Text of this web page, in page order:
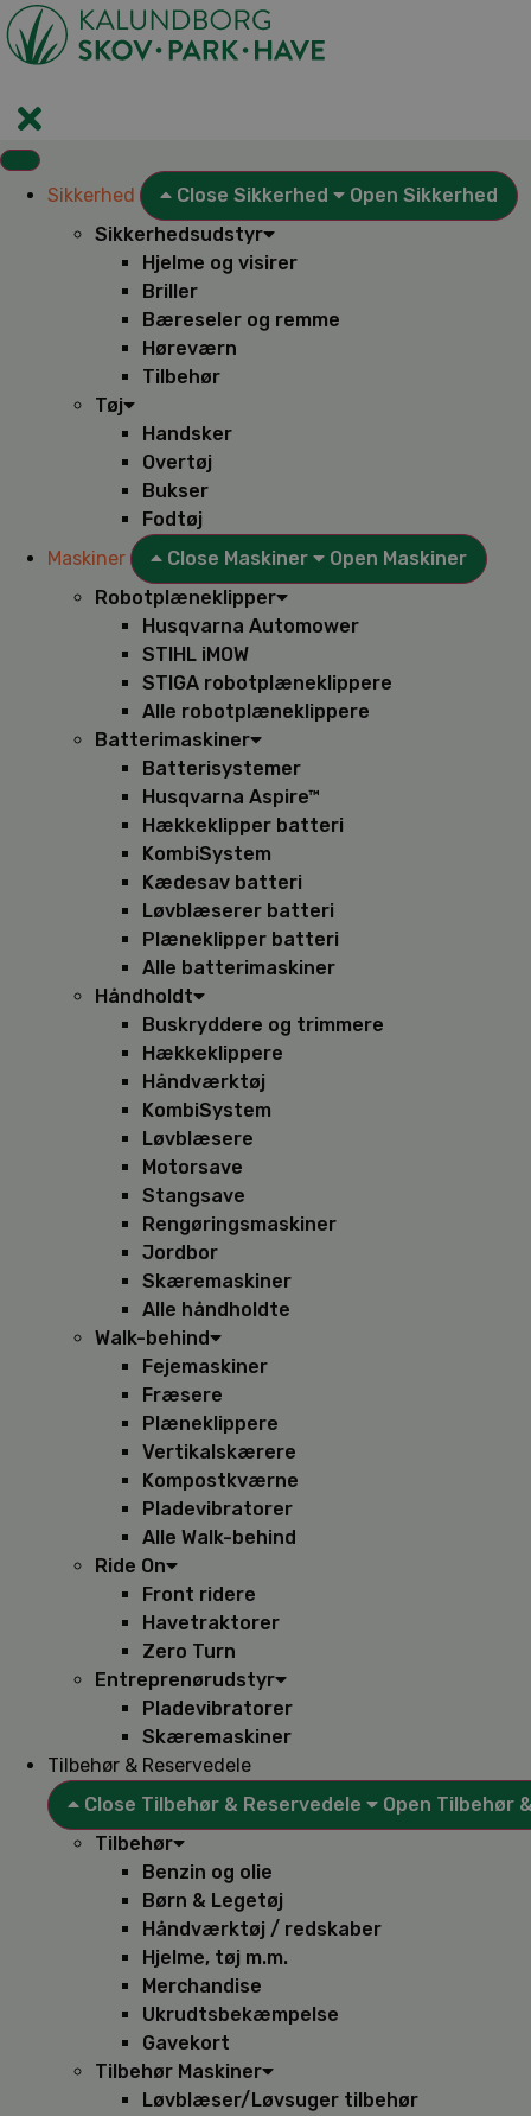
Videre
til
indhold
Sikkerhed Close Sikkerhed
Open Sikkerhed
Sikkerhedsudstyr
Hjelme og visirer
Briller
Bæreseler og remme
Høreværn
Tilbehør
Tøj
Handsker
Overtøj
Bukser
Fodtøj
Maskiner
Close Maskiner
Open Maskiner
Robotplæneklipper
Husqvarna Automower
STIHL iMOW
STIGA robotplæneklippere
Alle robotplæneklippere
Batterimaskiner
Batterisystemer
Husqvarna Aspire™
Hækkeklipper batteri
KombiSystem
Kædesav batteri
Løvblæserer batteri
Plæneklipper batteri
Alle batterimaskiner
Håndholdt
Buskryddere og trimmere
Hækkeklippere
Håndværktøj
KombiSystem
Løvblæsere
Motorsave
Stangsave
Rengøringsmaskiner
Jordbor
Skæremaskiner
Alle håndholdte
Walk-behind
Fejemaskiner
Fræsere
Plæneklippere
Vertikalskærere
Kompostkværne
Pladevibratorer
Alle Walk-behind
Ride On
Front ridere
Havetraktorer
Zero Turn
Entreprenørudstyr
Pladevibratorer
Skæremaskiner
Tilbehør & Reservedele
Close Tilbehør & Reservedele
Open Tilbehør
Tilbehør
Benzin og olie
Børn & Legetøj
Håndværktøj / redskaber
Hjelme, tøj m.m.
Merchandise
Ukrudtsbekæmpelse
Gavekort
Tilbehør Maskiner
Løvblæser/Løvsuger tilbehør